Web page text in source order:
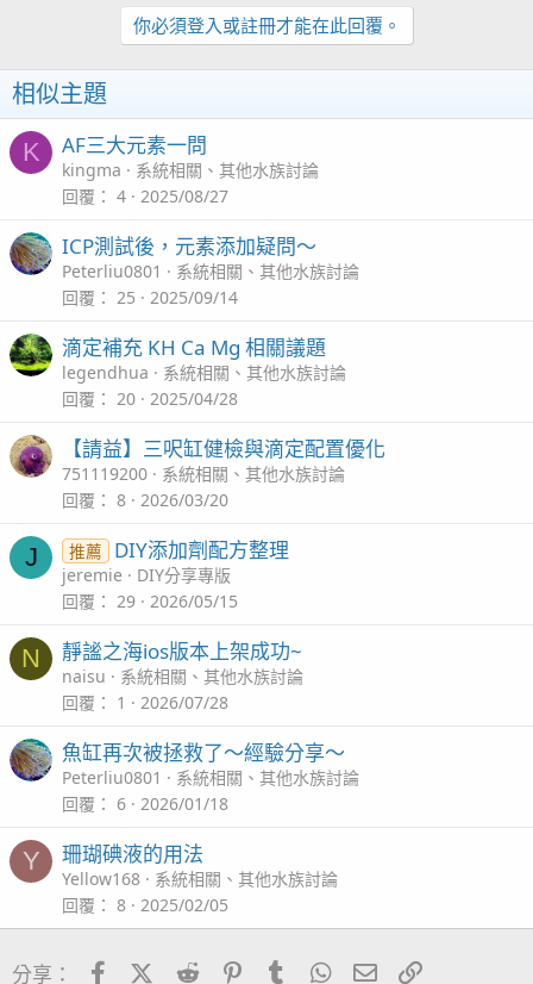
n
s
：
你必須登入或註冊才能在此回覆。
相似主題
K AF三大元素一問
kingma
系統相關、其他水族討論
回覆
4 2025/08/27
ICP測試後，元素添加疑問～
Peterliu0801
系統相關、其他水族討論
回覆
25 2025/09/14
滴定補充 KH Ca Mg 相關議題
legendhua
系統相關、其他水族討論
回覆
20 2025/04/28
【請益】三呎缸健檢與滴定配置優化
751119200
系統相關、其他水族討論
回覆
8 2026/03/20
J 推薦 DIY添加劑配方整理
jeremie
DIY分享專版
回覆
29 2026/05/15
N 靜謐之海ios版本上架成功~
naisu
系統相關、其他水族討論
回覆
1 2026/07/28
魚缸再次被拯救了～經驗分享～
Peterliu0801
系統相關、其他水族討論
回覆
6 2026/01/18
Y 珊瑚碘液的用法
Yellow168
系統相關、其他水族討論
回覆
8 2025/02/05
分享： FacebookX (Twitter)
Reddit PinterestTumblrWhatsApp電子郵件